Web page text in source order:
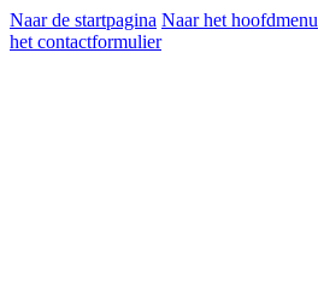
Naar de startpagina Naar het hoofdmenu
het contactformulier